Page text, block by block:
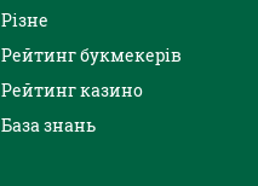
Різне
Рейтинг букмекерів
Рейтинг казино
База знань